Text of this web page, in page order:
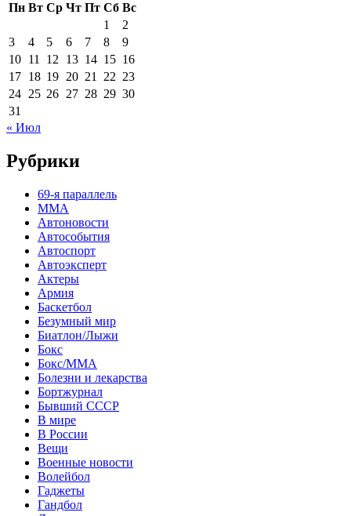
Пн Вт Ср Чт Пт Сб Вс
1
2
3
4 5 6 7 8
9
10 11 12 13 14 15 16
17 18 19 20 21 22 23
24 25 26 27 28 29 30
31
« Июл
Рубрики
69-я параллель
MMA
Автоновости
Автособытия
Автоспорт
Автоэксперт
Актеры
Армия
Баскетбол
Безумный мир
Биатлон/Лыжи
Бокс
Бокс/MMA
Болезни и лекарства
Бортжурнал
Бывший СССР
В мире
В России
Вещи
Военные новости
Волейбол
Гаджеты
Гандбол